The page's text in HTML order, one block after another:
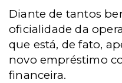
Diante de tantos
oficialidade da
que está, de fato,
novo empréstimo
financeira.